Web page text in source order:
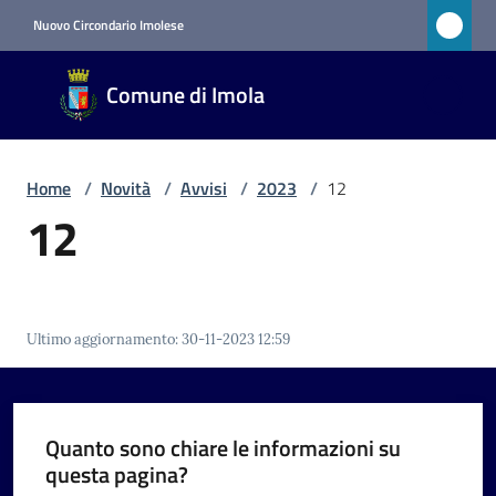
Nuovo Circondario Imolese
Comune di Imola
Comune
di Imola
RETE
Amministrazione
Menu selezionato
Servizi
Vivere
Home / Novità / Avvisi / 2023 / 12
12
Ultimo aggiornamento:30-11-2023 12:59
Quanto sono chiare le informazioni su
questa pagina?